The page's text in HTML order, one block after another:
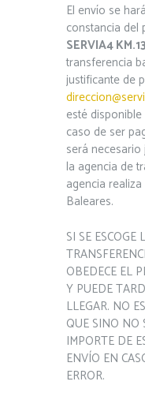
El envío se
constancia del
SERVIA4
transferencia
justificante de
esté
caso de ser
será
la agencia de
agencia
Baleares.
SI SE
OBEDECE EL
Y PUEDE
LLEGAR. NO
QUE SINO NO
IMPORTE DE
ENVÍO EN
ERROR.